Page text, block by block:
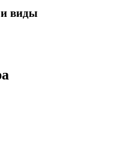
и виды